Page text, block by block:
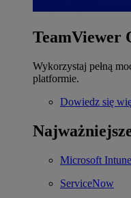
TeamViewer
Wykorzystaj pełną
platformie.
Dowiedz się
Microsoft Intune
ServiceNow